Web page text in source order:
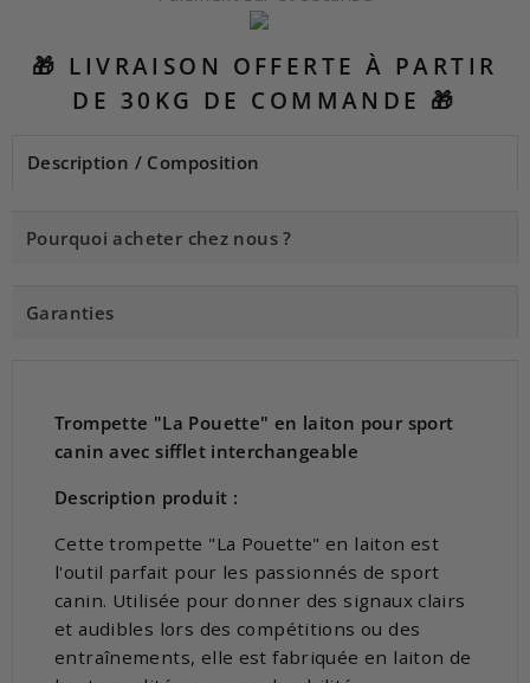
🎁 LIVRAISON OFFERTE À PARTIR
DE 30KG DE COMMANDE 🎁
Description / Composition
Pourquoi acheter chez nous ?
Garanties
Trompette "La Pouette" en laiton pour sport
canin avec sifflet interchangeable
Description produit :
Cette trompette "La Pouette" en laiton est
l'outil parfait pour les passionnés de sport
canin. Utilisée pour donner des signaux clairs
et audibles lors des compétitions ou des
entraînements, elle est fabriquée en laiton de